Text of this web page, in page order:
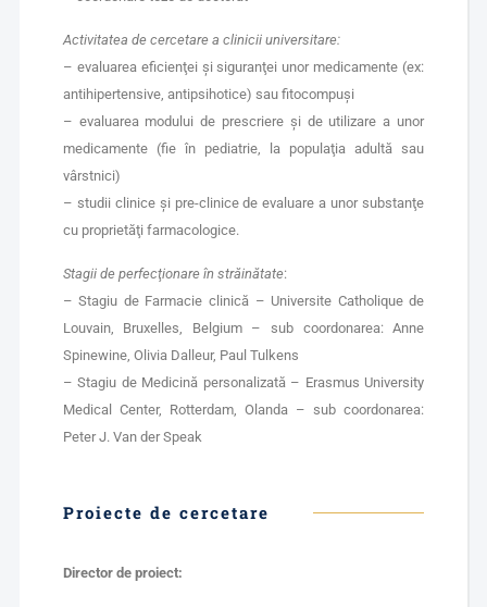
Activitatea de cercetare a clinicii universitare:
– evaluarea eficienţei şi siguranţei unor medicamente (ex:
antihipertensive, antipsihotice) sau fitocompuşi
– evaluarea modului de prescriere şi de utilizare a unor
medicamente (fie în pediatrie, la populaţia adultă sau
vârstnici)
– studii clinice şi pre-clinice de evaluare a unor substanţe
cu proprietăţi farmacologice.
Stagii de perfecţionare în străinătate:
– Stagiu de Farmacie clinică – Universite Catholique de
Louvain, Bruxelles, Belgium – sub coordonarea: Anne
Spinewine, Olivia Dalleur, Paul Tulkens
– Stagiu de Medicină personalizată – Erasmus University
Medical Center, Rotterdam, Olanda – sub coordonarea:
Peter J. Van der Speak
Proiecte de cercetare
Director de proiect: